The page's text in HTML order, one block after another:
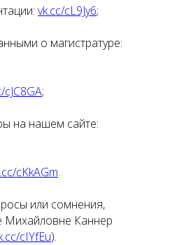
vk.cc/cL9Jy6;
о магистратуре:
cJC8GA;
на нашем сайте:
cKkAGm.
или сомнения,
Михайловне Каннер
cIYfEu).